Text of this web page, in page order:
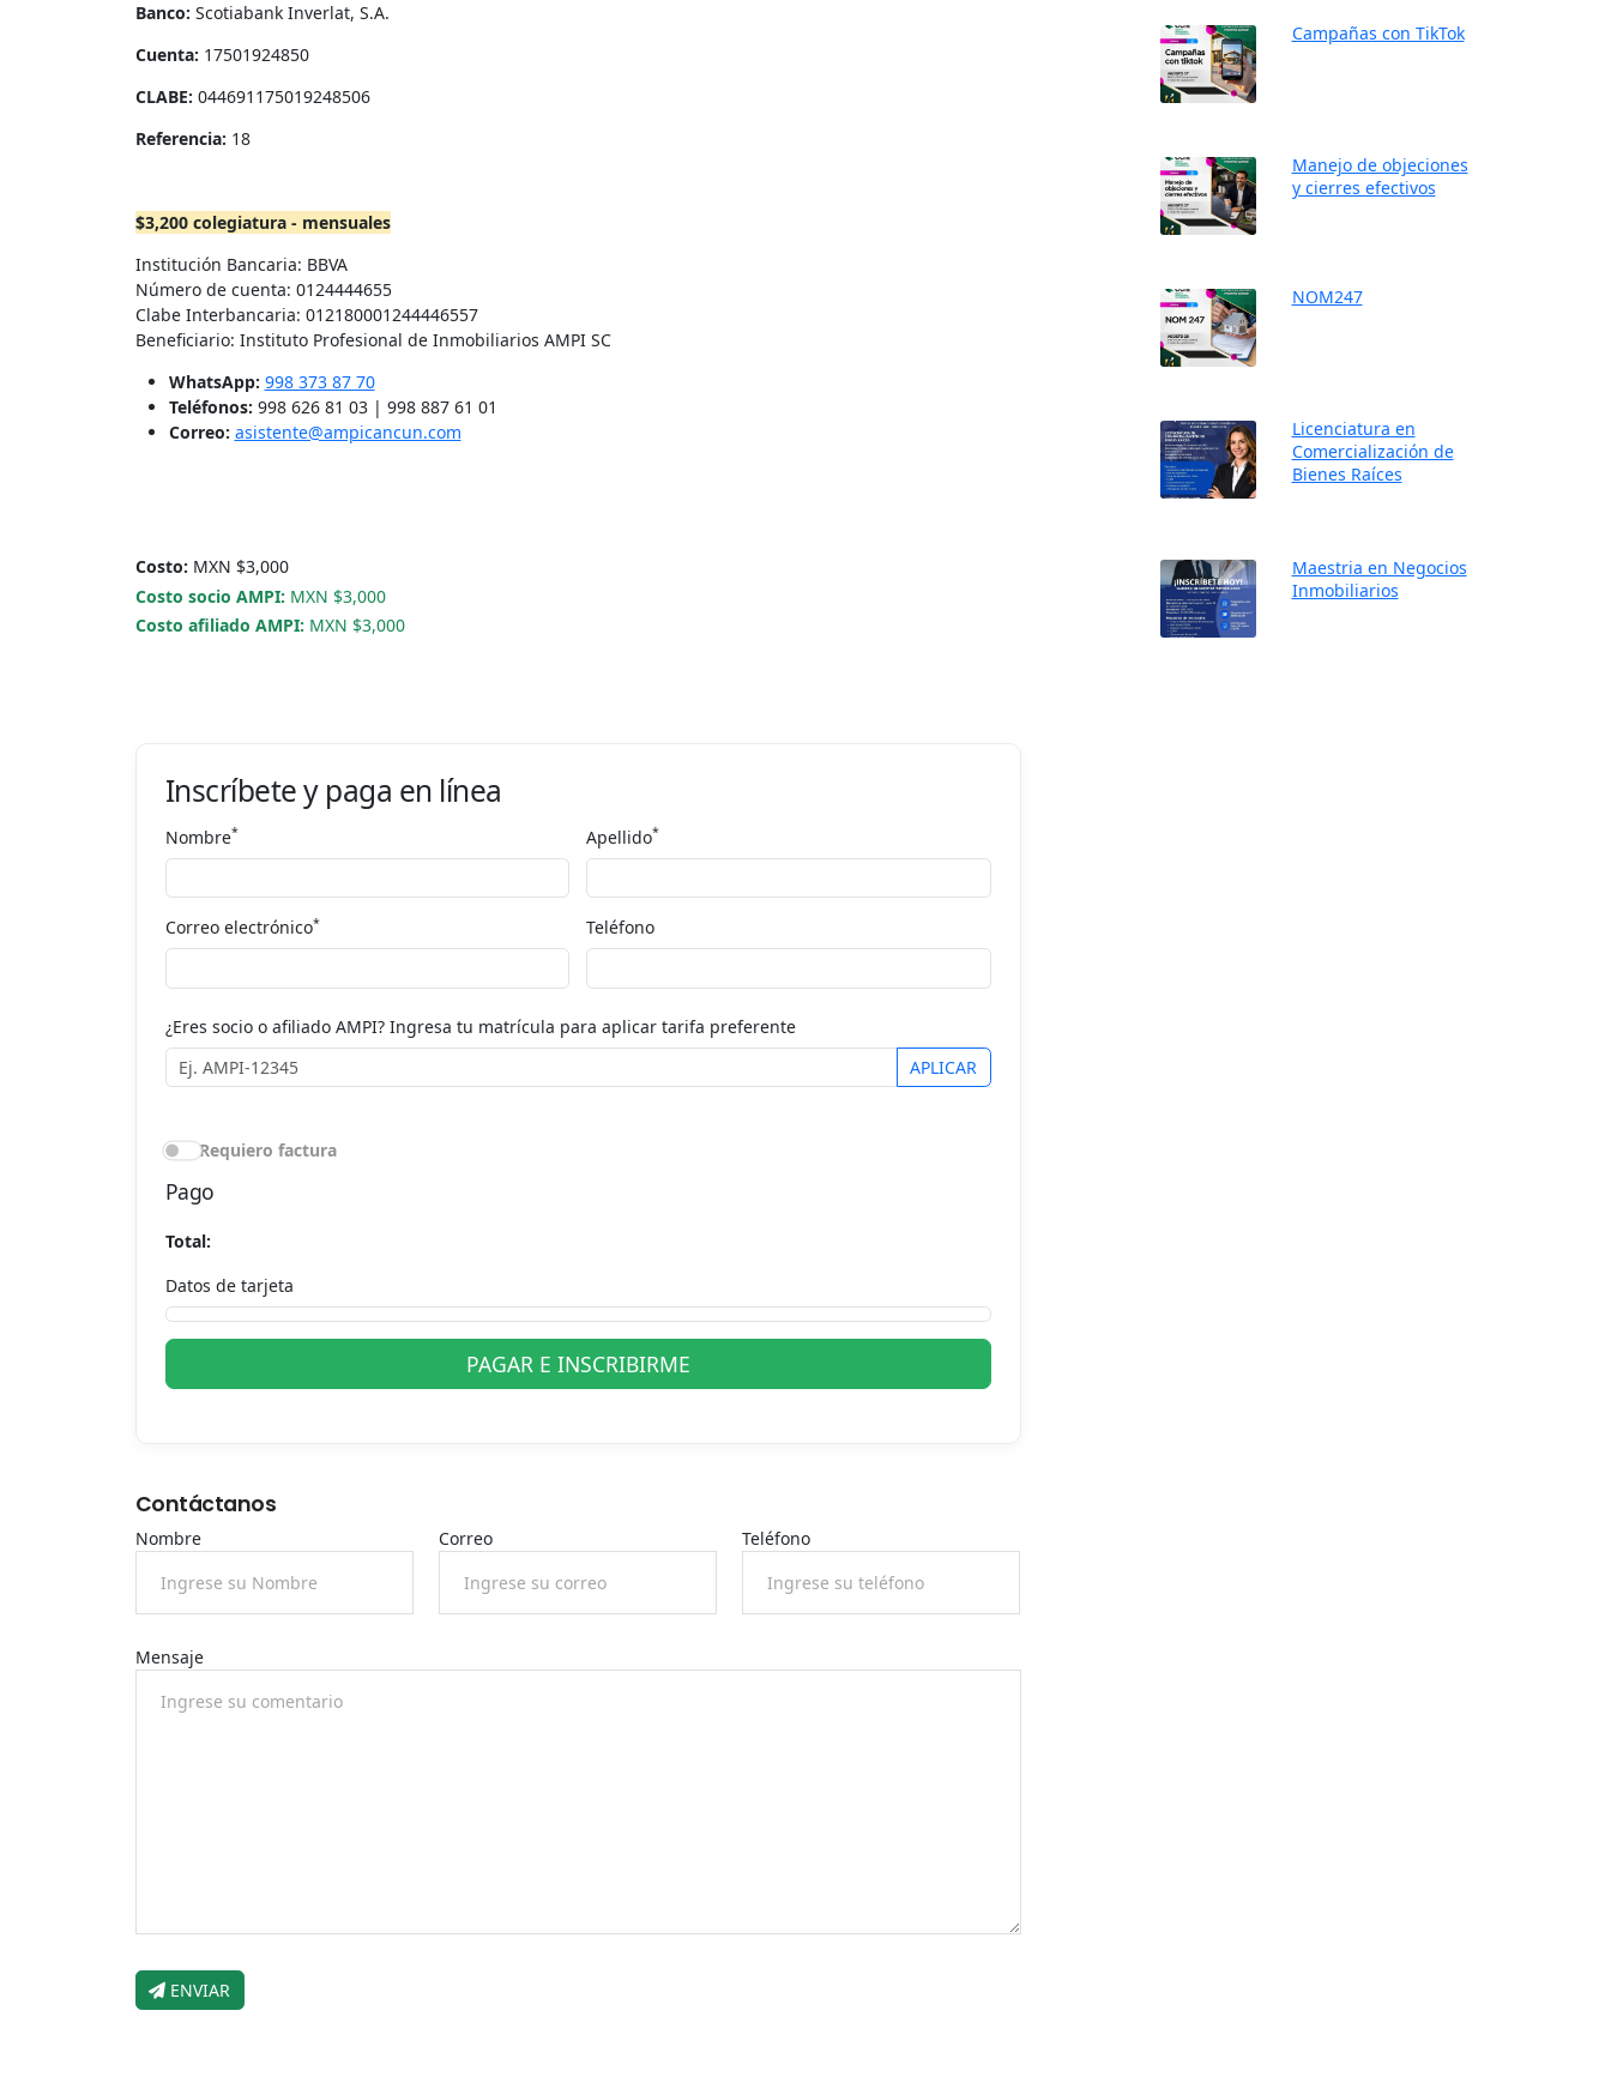
Banco: Scotiabank Inverlat, S.A.
Cuenta: 17501924850
CLABE: 044691175019248506
Referencia: 18
$3,200 colegiatura - mensuales
Institución Bancaria: BBVA
Número de cuenta: 0124444655
Clabe Interbancaria: 012180001244446557
Beneficiario: Instituto Profesional de Inmobiliarios AMPI SC
WhatsApp: 998 373 87 70
Teléfonos: 998 626 81 03 | 998 887 61 01
Correo: asistente@ampicancun.com
Costo: MXN $3,000
Costo socio AMPI: MXN $3,000
Costo afiliado AMPI: MXN $3,000
Inscríbete y paga en línea
Nombre* Apellido*
Correo electrónico* Teléfono
¿Eres socio o afiliado AMPI? Ingresa tu matrícula para aplicar tarifa preferente
APLICAR
Requiero factura
Pago
Total:
Datos de tarjeta
PAGAR E INSCRIBIRME
Contáctanos
Nombre Correo Teléfono
Mensaje
ENVIAR
Campañas con TikTok
Manejo de objeciones
y cierres efectivos
NOM247
Licenciatura en
Comercialización de
Bienes Raíces
Maestria en Negocios
Inmobiliarios